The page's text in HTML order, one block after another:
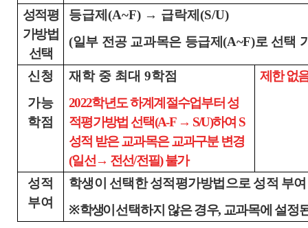
성적평
가방법
선택
등급제(A~F) → 급락제(S/U)
(일부 전공 교과목은 등급제(A~F)로 선택
신청
가능
학점
재학 중 최대 9학점
2022학년도 하계계절수업부터 성
적평가방법 선택(A-F → S/U)하여 S
성적 받은 교과목은 교과구분 변경
(일선→ 전선/전필) 불가
제한 없
성적
부여
학생이 선택한 성적평가방법으로 성적 부여
※ 학생이선택하지 않은 경우, 교과목에 설정